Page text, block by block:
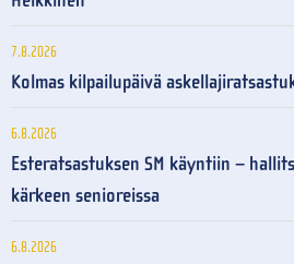
7.8.2026
Kolmas kilpailupäivä
6.8.2026
Esteratsastuksen SM käyntiin –
kärkeen senioreissa
6.8.2026